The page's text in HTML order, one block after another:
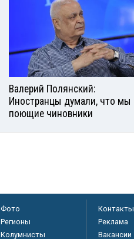
Валерий Полянский:
Иностранцы думали, что мы
поющие чиновники
Фото
Регионы
Колумнисты
Контакты
Реклама
Вакансии